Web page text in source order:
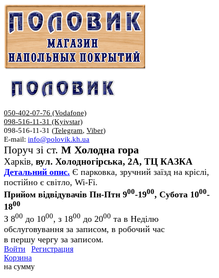
050-402-07-76 (Vodafone)
098-516-11-31 (Kyivstar)
098-516-11-31 (Telegram, Viber)
E-mail: info@polovik.kh.ua
Поруч зі ст. М Холодна гора
Харків, вул. Холодногірська, 2А, ТЦ КАЗКА
Детальний опис. Є парковка, зручний заїзд на кріслі,
постійно є світло, Wi-Fi.
Прийом відвідувачів Пн-Птн 900-1900, Субота 1000-
1800
З 800 до 1000, з 1800 до 2000 та в Неділю
обслуговування за записом, в робочий час
в першу чергу за записом.
Войти
Регистрация
Корзина
на сумму